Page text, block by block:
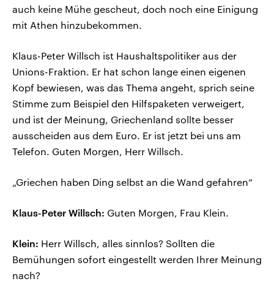
auch keine Mühe gescheut, doch noch eine Einigung
mit Athen hinzubekommen.
Klaus-Peter Willsch ist Haushaltspolitiker aus der
Unions-Fraktion. Er hat schon lange einen eigenen
Kopf bewiesen, was das Thema angeht, sprich seine
Stimme zum Beispiel den Hilfspaketen verweigert,
und ist der Meinung, Griechenland sollte besser
ausscheiden aus dem Euro. Er ist jetzt bei uns am
Telefon. Guten Morgen, Herr Willsch.
„Griechen haben Ding selbst an die Wand gefahren“
Klaus-Peter Willsch: Guten Morgen, Frau Klein.
Klein: Herr Willsch, alles sinnlos? Sollten die
Bemühungen sofort eingestellt werden Ihrer Meinung
nach?